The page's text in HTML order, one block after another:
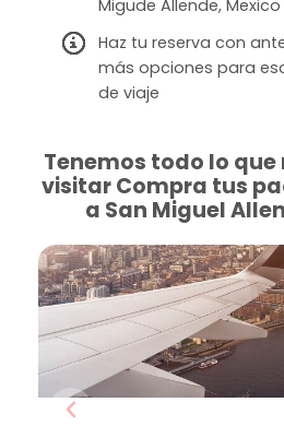
Migude Allende, Mexico
Haz tu reserva con
más opciones para
de viaje
Tenemos todo lo
visitar Compra tus
a San Miguel